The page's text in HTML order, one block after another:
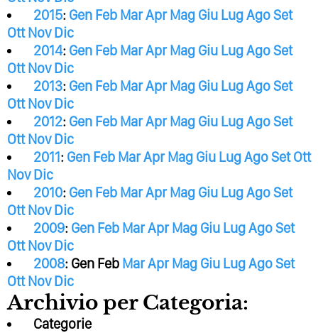
2015: Gen Feb MarApr Mag Giu LugAgoSet
Ott Nov Dic
2014: Gen Feb MarApr Mag Giu LugAgoSet
Ott Nov Dic
2013: Gen Feb MarApr Mag Giu LugAgoSet
Ott Nov Dic
2012: Gen Feb MarApr Mag Giu LugAgoSet
Ott Nov Dic
2011: Gen Feb MarApr Mag Giu LugAgoSet Ott
Nov Dic
2010: Gen Feb MarApr Mag Giu LugAgoSet
Ott Nov Dic
2009: Gen Feb MarApr Mag Giu LugAgoSet
Ott Nov Dic
2008: Gen Feb MarApr Mag Giu LugAgoSet
Ott Nov Dic
Archivio per Categoria:
Categorie